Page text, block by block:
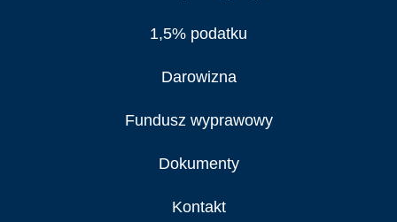
1,5% podatku
Darowizna
Fundusz wyprawowy
Dokumenty
Kontakt